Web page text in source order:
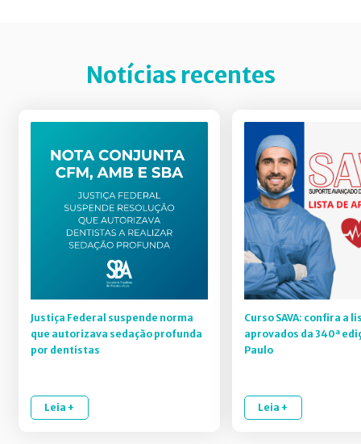
Notícias recentes
Justiça Federal suspende norma
que autorizava sedação profunda
por dentistas
Leia +
Curso SAVA: confira a
aprovados da 340ª
Paulo
Leia +